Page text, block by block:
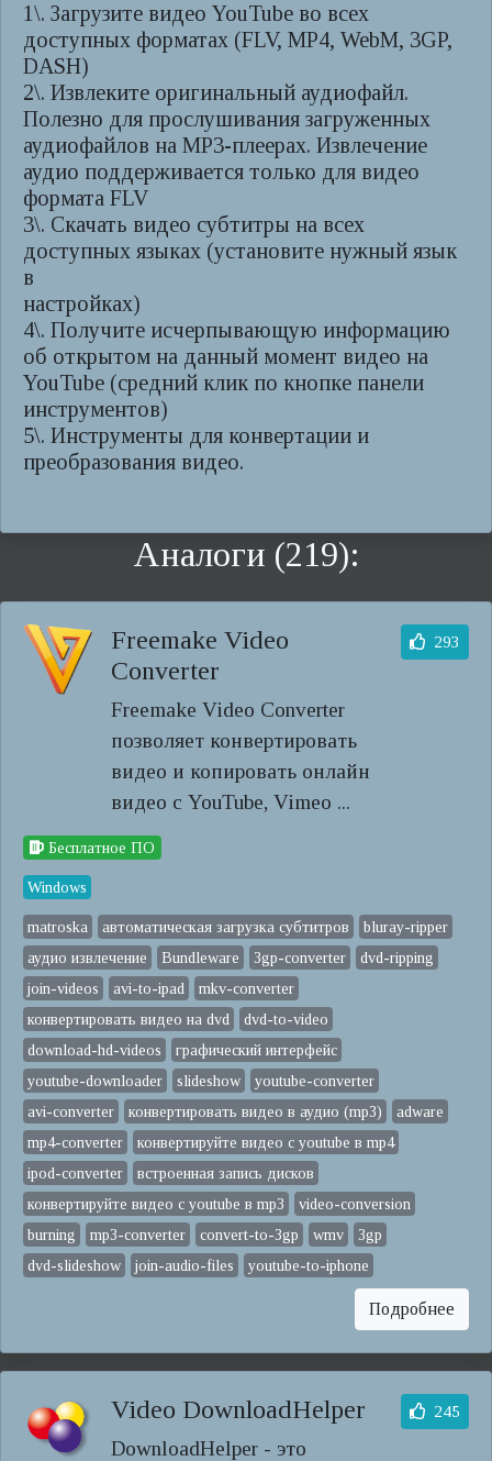
1\. Загрузите видео YouTube во всех
доступных форматах (FLV, MP4, WebM, 3GP,
DASH)
2\. Извлеките оригинальный аудиофайл.
Полезно для прослушивания загруженных
аудиофайлов на MP3-плеерах. Извлечение
аудио поддерживается только для видео
формата FLV
3\. Скачать видео субтитры на всех
доступных языках (установите нужный язык
в
настройках)
4\. Получите исчерпывающую информацию
об открытом на данный момент видео на
YouTube (средний клик по кнопке панели
инструментов)
5\. Инструменты для конвертации и
преобразования видео.
Аналоги (219):
Freemake Video
Converter
Freemake Video Converter
позволяет конвертировать
видео и копировать онлайн
видео с YouTube, Vimeo ...
293
Бесплатное ПО
Windows
matroska автоматическая загрузка субтитров
bluray-ripper
аудио извлечение
Bundleware 3gp-converter
dvd-ripping
join-videos
avi-to-ipad
mkv-converter
конвертировать видео на dvd
dvd-to-video
download-hd-videos
графический интерфейс
youtube-downloader
slideshow
youtube-converter
avi-converter
конвертировать видео в аудио (mp3)
adware
mp4-converter
конвертируйте видео с youtube в mp4
ipod-converter
встроенная запись дисков
конвертируйте видео с youtube в mp3
video-conversion
burning
mp3-converter convert-to-3gp wmv
3gp
dvd-slideshow
join-audio-files youtube-to-iphone
Подробнее
Video DownloadHelper
DownloadHelper - это
245